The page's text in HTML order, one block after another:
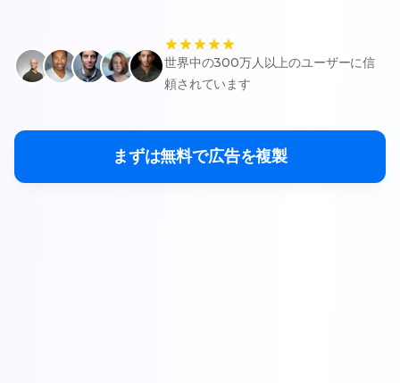
世界中の300万人以上のユーザーに信
頼されています
まずは無料で広告を複製